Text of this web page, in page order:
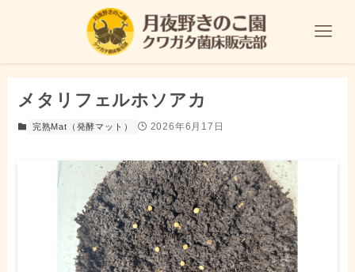
メタリフェルホソアカ
完熟Mat（発酵マット） 2026年6月17日